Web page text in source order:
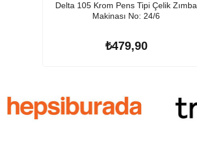
Delta 105 Krom Pens Tipi Çelik Zımba
Makinası No: 24/6
₺479,90